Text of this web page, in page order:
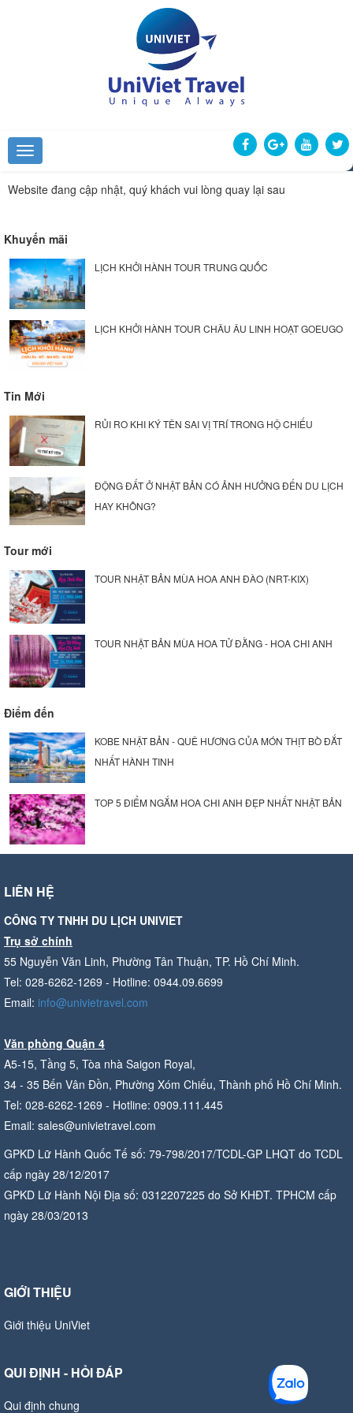
Website đang cập nhật, quý khách vui lòng quay lại sau
Khuyến mãi
LỊCH KHỞI HÀNH TOUR TRUNG QUỐC
LỊCH KHỞI HÀNH TOUR CHÂU ÂU LINH HOẠT GOEUGO
Tin Mới
RỦI RO KHI KÝ TÊN SAI VỊ TRÍ TRONG HỘ CHIẾU
ĐỘNG ĐẤT Ở NHẬT BẢN CÓ ẢNH HƯỞNG ĐẾN DU LỊCH
HAY KHÔNG?
Tour mới
TOUR NHẬT BẢN MÙA HOA ANH ĐÀO (NRT-KIX)
TOUR NHẬT BẢN MÙA HOA TỬ ĐẰNG - HOA CHI ANH
Điểm đến
KOBE NHẬT BẢN - QUÊ HƯƠNG CỦA MÓN THỊT BÒ ĐẮT
NHẤT HÀNH TINH
TOP 5 ĐIỂM NGẮM HOA CHI ANH ĐẸP NHẤT NHẬT BẢN
LIÊN HỆ
CÔNG TY TNHH DU LỊCH UNIVIET
Trụ sở chính
55 Nguyễn Văn Linh, Phường Tân Thuận, TP. Hồ Chí Minh.
Tel: 028-6262-1269 - Hotline: 0944.09.6699
Email: info@univietravel.com
Văn phòng Quận 4
A5-15, Tầng 5, Tòa nhà Saigon Royal,
34 - 35 Bến Vân Đồn, Phường Xóm Chiếu, Thành phố Hồ Chí Minh.
Tel: 028-6262-1269 - Hotline: 0909.111.445
Email: sales@univietravel.com
GPKD Lữ Hành Quốc Tế số: 79-798/2017/TCDL-GP LHQT do TCDL
cấp ngày 28/12/2017
GPKD Lữ Hành Nội Địa số: 0312207225 do Sở KHĐT. TPHCM cấp
ngày 28/03/2013
GIỚI THIỆU
Giới thiệu UniViet
QUI ĐỊNH - HỎI ĐÁP
Qui định chung